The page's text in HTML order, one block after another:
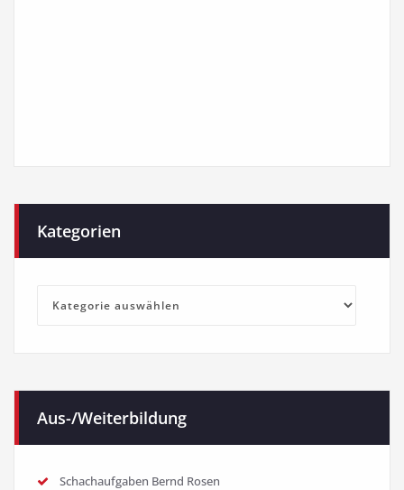
Kategorien
Kategorien
Aus-/Weiterbildung
Schachaufgaben Bernd Rosen